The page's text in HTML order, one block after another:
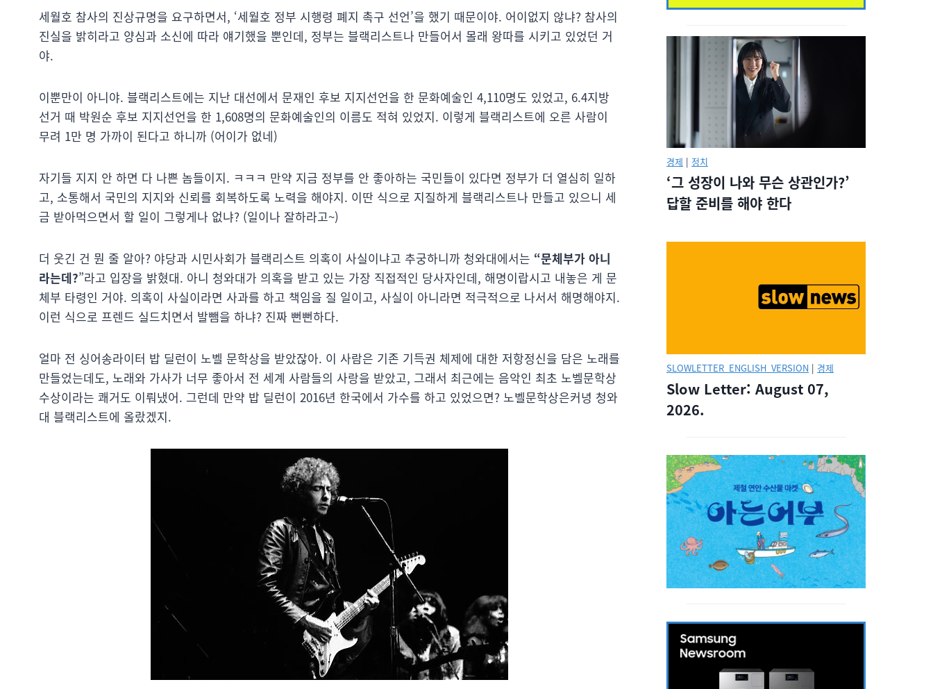
세월호 참사의 진상규명을 요구하면서, ‘세월호 정부 시행령 폐지 촉구 선언’을 했기 때문이야. 어이없지 않냐? 참사의
진실을 밝히라고 양심과 소신에 따라 얘기했을 뿐인데, 정부는 블랙리스트나 만들어서 몰래 왕따를 시키고 있었던 거
야.
이뿐만이 아니야. 블랙리스트에는 지난 대선에서 문재인 후보 지지선언을 한 문화예술인 4,110명도 있었고, 6.4지방
선거 때 박원순 후보 지지선언을 한 1,608명의 문화예술인의 이름도 적혀 있었지. 이렇게 블랙리스트에 오른 사람이
무려 1만 명 가까이 된다고 하니까 (어이가 없네)
자기들 지지 안 하면 다 나쁜 놈들이지. ㅋㅋㅋ 만약 지금 정부를 안 좋아하는 국민들이 있다면 정부가 더 열심히 일하
고, 소통해서 국민의 지지와 신뢰를 회복하도록 노력을 해야지. 이딴 식으로 지질하게 블랙리스트나 만들고 있으니 세
금 받아먹으면서 할 일이 그렇게나 없냐? (일이나 잘하라고~)
더 웃긴 건 뭔 줄 알아? 야당과 시민사회가 블랙리스트 의혹이 사실이냐고 추궁하니까 청와대에서는 “문체부가 아니
라는데?”라고 입장을 밝혔대. 아니 청와대가 의혹을 받고 있는 가장 직접적인 당사자인데, 해명이랍시고 내놓은 게 문
체부 타령인 거야. 의혹이 사실이라면 사과를 하고 책임을 질 일이고, 사실이 아니라면 적극적으로 나서서 해명해야지.
이런 식으로 프렌드 실드치면서 발뺌을 하냐? 진짜 뻔뻔하다.
얼마 전 싱어송라이터 밥 딜런이 노벨 문학상을 받았잖아. 이 사람은 기존 기득권 체제에 대한 저항정신을 담은 노래를
만들었는데도, 노래와 가사가 너무 좋아서 전 세계 사람들의 사랑을 받았고, 그래서 최근에는 음악인 최초 노벨문학상
수상이라는 쾌거도 이뤄냈어. 그런데 만약 밥 딜런이 2016년 한국에서 가수를 하고 있었으면? 노벨문학상은커녕 청와
대 블랙리스트에 올랐겠지.
경제 | 정치
‘그 성장이 나와 무슨 상관인가?’
답할 준비를 해야 한다
SLOWLETTER_ENGLISH_VERSION | 경제
Slow Letter: August 07,
2026.